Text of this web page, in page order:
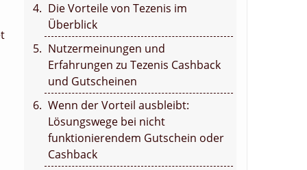
Die Vorteile von Tezenis im
Überblick
Nutzermeinungen und
Erfahrungen zu Tezenis Cashback
und Gutscheinen
Wenn der Vorteil ausbleibt:
Lösungswege bei nicht
funktionierendem Gutschein oder
Cashback